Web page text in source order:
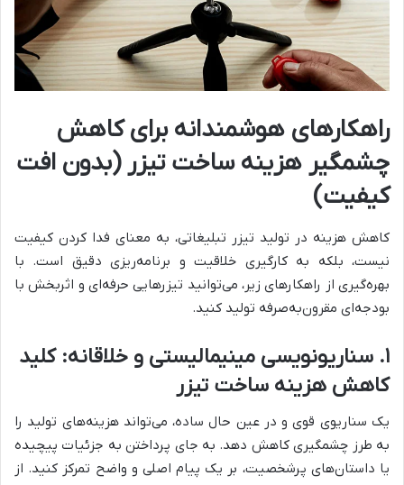
راهکارهای هوشمندانه برای کاهش
چشمگیر هزینه ساخت تیزر (بدون افت
کیفیت)
کاهش هزینه در تولید تیزر تبلیغاتی، به معنای فدا کردن کیفیت
نیست، بلکه به کارگیری خلاقیت و برنامه‌ریزی دقیق است. با
بهره‌گیری از راهکارهای زیر، می‌توانید تیزرهایی حرفه‌ای و اثربخش با
بودجه‌ای مقرون‌به‌صرفه تولید کنید.
۱. سناریونویسی مینیمالیستی و خلاقانه: کلید
کاهش هزینه ساخت تیزر
یک سناریوی قوی و در عین حال ساده، می‌تواند هزینه‌های تولید را
به طرز چشمگیری کاهش دهد. به جای پرداختن به جزئیات پیچیده
یا داستان‌های پرشخصیت، بر یک پیام اصلی و واضح تمرکز کنید. از